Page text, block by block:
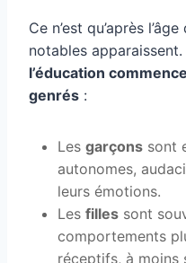
Ce n’est qu’après
notables
l’éducation
genrés :
Les garçons sont
autonomes,
leurs émotions.
Les filles sont
comportements
réceptifs, à moins